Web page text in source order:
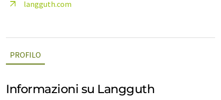
langguth.com
PROFILO
Informazioni su Langguth